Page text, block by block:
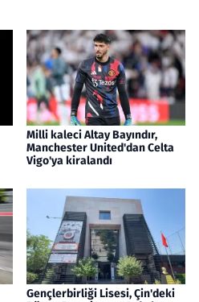
Milli kaleci Altay Bayındır,
Manchester United'dan Celta
Vigo'ya kiralandı
Gençlerbirliği Lisesi, Çin'deki